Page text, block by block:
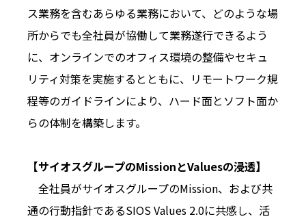
ス業務を含むあらゆる業務において、どのような場
所からでも全社員が協働して業務遂行できるよう
に、オンラインでのオフィス環境の整備やセキュ
リティ対策を実施するとともに、リモートワーク規
程等のガイドラインにより、ハード面とソフト面か
らの体制を構築します。
【サイオスグループのMissionとValuesの浸透】
全社員がサイオスグループのMission、および共
通の行動指針であるSIOS Values 2.0に共感し、活